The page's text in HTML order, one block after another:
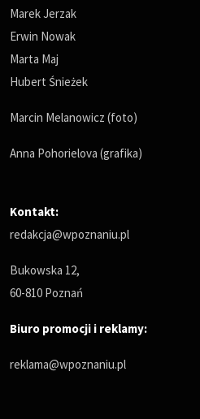
Marek Jerzak
Erwin Nowak
Marta Maj
Hubert Śnieżek
Marcin Melanowicz (foto)
Anna Pohorielova (grafika)
Kontakt:
redakcja@wpoznaniu.pl
Bukowska 12,
60-810 Poznań
Biuro promocji i reklamy:
reklama@wpoznaniu.pl